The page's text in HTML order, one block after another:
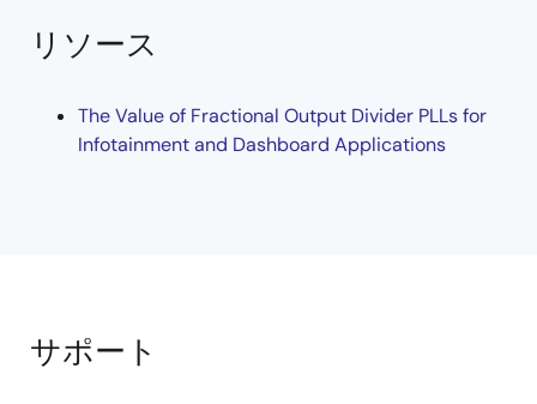
リソース
The Value of Fractional Output Divider PLLs for
Infotainment and Dashboard Applications
サポート